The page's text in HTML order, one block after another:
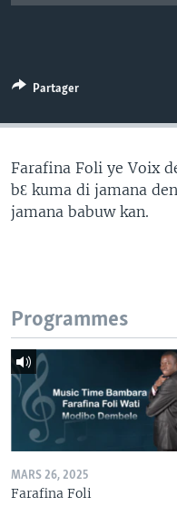
Partager
Farafina Foli ye Voix
bƐ kuma di jamana
jamana babuw kan.
Programmes
MARS 26, 2025
Farafina Foli